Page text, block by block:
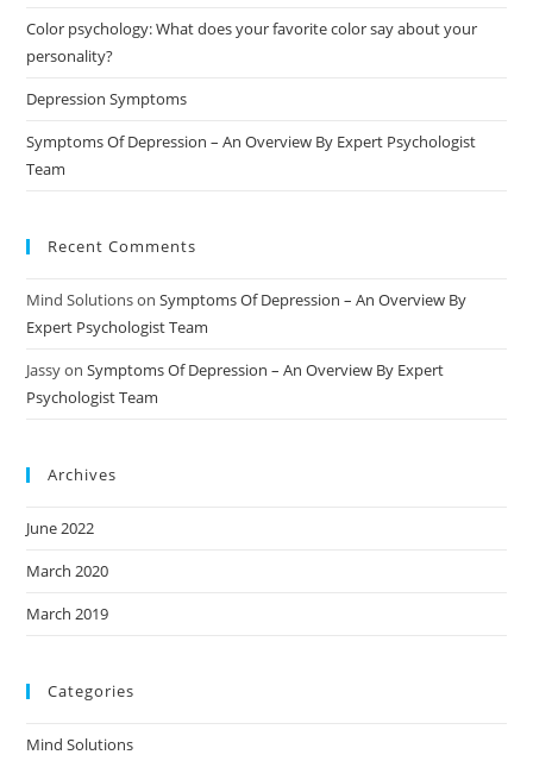
Color psychology: What does your favorite color say about your
personality?
Depression Symptoms
Symptoms Of Depression – An Overview By Expert Psychologist
Team
Recent Comments
Mind SolutionsonSymptoms Of Depression – An Overview By
Expert Psychologist Team
JassyonSymptoms Of Depression – An Overview By Expert
Psychologist Team
Archives
June 2022
March 2020
March 2019
Categories
Mind Solutions